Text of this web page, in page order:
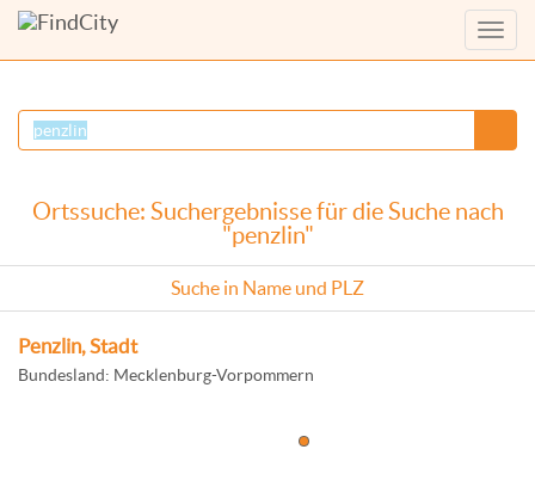
Menü
Ortssuche: Suchergebnisse für die Suche nach
"penzlin"
Suche in Name und PLZ
Penzlin, Stadt
Bundesland: Mecklenburg-Vorpommern